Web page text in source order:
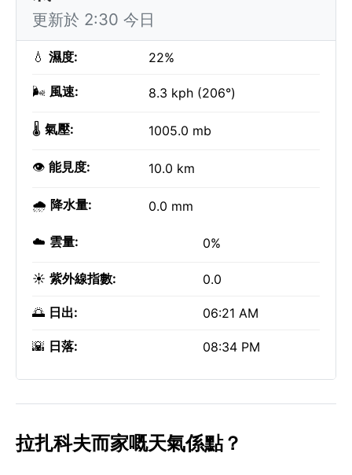
更新於 2:30 今日
💧 濕度: 22%
🌬️ 風速: 8.3 kph (206°)
🌡️ 氣壓: 1005.0 mb
👁️ 能見度: 10.0 km
🌧️ 降水量: 0.0 mm
☁️ 雲量: 0%
☀️ 紫外線指數: 0.0
🌅 日出: 06:21 AM
🌇 日落: 08:34 PM
拉扎科夫而家嘅天氣係點？